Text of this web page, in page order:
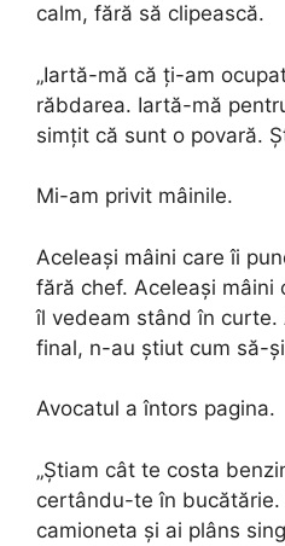
calm, fără să clipească.
„Iartă-mă că ți-am
răbdarea. Iartă-mă
simțit că sunt o povară.
Mi-am privit mâinile.
Aceleași mâini care îi
fără chef. Aceleași mâini
îl vedeam stând în curte.
final, n-au știut cum să-
Avocatul a întors pagina.
„Știam cât te costa
certându-te în
camioneta și ai plâns